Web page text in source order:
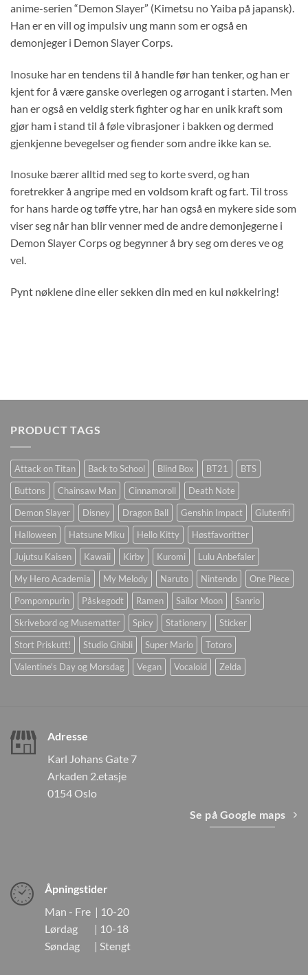
anime-serien “Demon Slayer” (Kimetsu no Yaiba på japansk).
Han er en vill og impulsiv ung mann som er også en
demonjeger i Demon Slayer Corps.
Inosuke har en tendens til å handle før han tenker, og han er
kjent for å være ganske overlegen og arrogant i starten. Men
han er også en veldig sterk fighter og har en unik kraft som
gjør ham i stand til å føle vibrasjoner i bakken og dermed
gjenkjenne bevegelser og fiender som andre ikke kan se.
Inosuke bærer alltid med seg to korte sverd, og han
foretrekker å angripe med en voldsom kraft og fart. Til tross
for hans harde og tøffe ytre, har han også en mykere side som
viser seg når han blir venner med de andre demonjegerne i
Demon Slayer Corps og begynner å bry seg om deres ve og
vel.
Pynt nøklene dine eller sekken din med en kul nøkkelring!
PRODUCT TAGS
Attack on Titan Back to School Blind Box BT21
BTS
Buttons
Chainsaw Man Cinnamoroll
Death Note
Demon Slayer
Disney Dragon Ball Genshin Impact
Glutenfri
Halloween
Hatsune Miku Hello Kitty
Høstfavoritter
Jujutsu Kaisen
Kawaii Kirby Kuromi
Lulu Anbefaler
My Hero Academia
My Melody Naruto Nintendo
One Piece
Pompompurin
Påskegodt Ramen Sailor Moon
Sanrio
Skrivebord og Musematter
Spicy Stationery
Sticker
Stort Priskutt!
Studio Ghibli Super Mario
Totoro
Valentine's Day og Morsdag
Vegan Vocaloid Zelda
Adresse
Karl Johans Gate 7
Arkaden 2.etasje
0154 Oslo
Se på Google maps
Åpningstider
Man - Fre | 10-20
Lørdag | 10-18
Søndag | Stengt